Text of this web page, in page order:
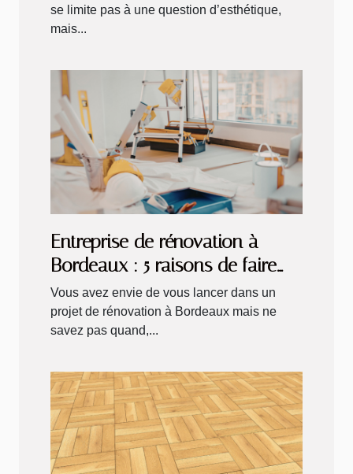
se limite pas à une question d’esthétique,
mais...
Entreprise de rénovation à
Bordeaux : 5 raisons de faire
appel à Micazza en 2026
Vous avez envie de vous lancer dans un
projet de rénovation à Bordeaux mais ne
savez pas quand,...